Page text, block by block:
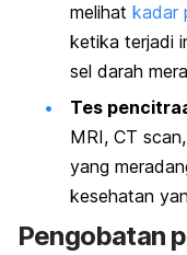
melihat kadar
ketika terjadi
sel darah
Tes
MRI, CT scan
yang
kesehatan
Pengobatan